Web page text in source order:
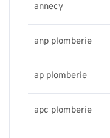
annecy
anp plomberie
ap plomberie
apc plomberie